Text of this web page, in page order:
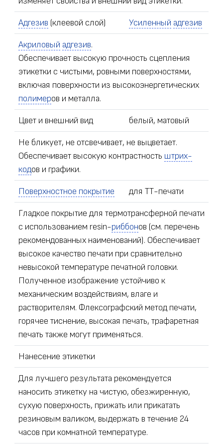
Адгезив (клеевой слой) Усиленный адгезив
Акриловый адгезив.
Обеспечивает высокую прочность сцепления
этикетки с чистыми, ровными поверхностями,
включая поверхности из высокоэнергетических
полимеров и металла.
Цвет и внешний вид белый, матовый
Не бликует, не отсвечивает, не выцветает.
Обеспечивает высокую контрастность штрих-
кодов и графики.
Поверхностное покрытие для ТТ-печати
Гладкое покрытие для термотрансферной печати
с использованием resin-риббонов (см. перечень
рекомендованных наименований). Обеспечивает
высокое качество печати при сравнительно
невысокой температуре печатной головки.
Полученное изображение устойчиво к
механическим воздействиям, влаге и
растворителям. Флексографский метод печати,
горячее тиснение, высокая печать, трафаретная
печать также могут применяться.
Нанесение этикетки
Для лучшего результата рекомендуется
наносить этикетку на чистую, обезжиренную,
сухую поверхность, прижать или прикатать
резиновым валиком, выдержать в течение 24
часов при комнатной температуре.